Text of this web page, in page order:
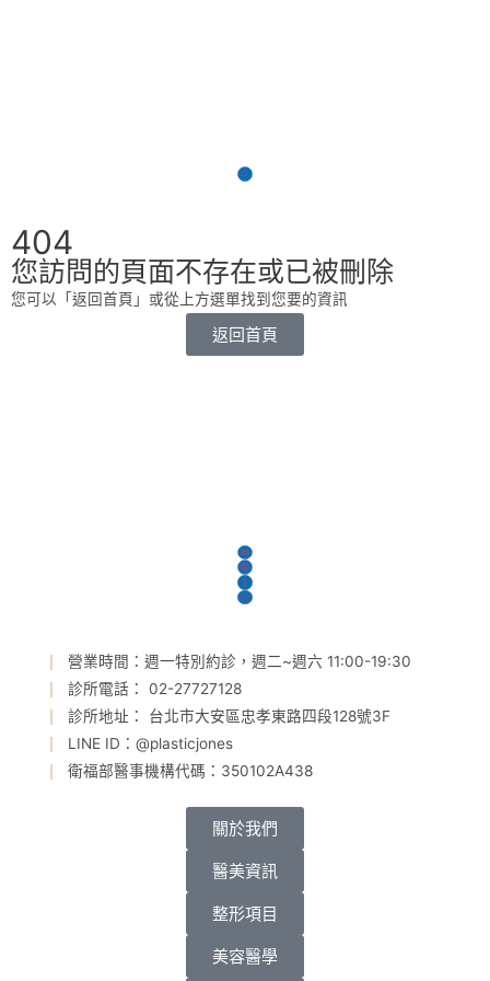
404
您訪問的頁面不存在或已被刪除
您可以「返回首頁」或從上方選單找到您要的資訊
返回首頁
營業時間：週一特別約診，週二~週六 11:00-19:30
診所電話： 02-27727128
診所地址： 台北市大安區忠孝東路四段128號3F
LINE ID：@plasticjones
衛福部醫事機構代碼：350102A438
關於我們
醫美資訊
整形項目
美容醫學